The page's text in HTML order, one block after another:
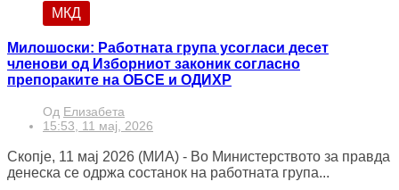
МКД
Милошоски: Работната група усогласи десет
членови од Изборниот законик согласно
препораките на ОБСЕ и ОДИХР
Од Елизабета
15:53, 11 мај, 2026
Скопје, 11 мај 2026 (МИА) - Во Министерството за правда
денеска се одржа состанок на работната група...